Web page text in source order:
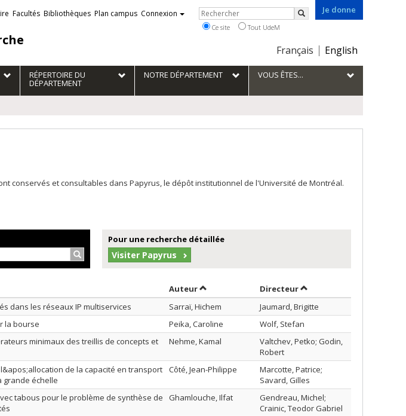
Je donne
Choix
la
langue
Français English
Facultés Bibliothèques Plan campus Connexion Rechercher
Rechercher
Ce site Tout UdeM
RÉPERTOIRE DU
DÉPARTEMENT
NOTRE DÉPARTEMENT VOUS ÊTES...
conservés et consultables dans Papyrus, le dépôt institutionnel de l'Université de Montréal.
Rechercher…
Pour une recherche détaillée
Visiter Papyrus
AuteurTrier par auteur en ordre décroissant
Directeurpar contributeur en
dans les réseaux IP multiservices Sarraï, Hichem
Jaumard, Brigitte
la bourse Peika, Caroline
Wolf, Stefan
minimaux des treillis de concepts et
Nehme, Kamal
Valtchev, Petko; Godin,
Robert
de la capacité en transport
grande échelle
Côté, Jean-Philippe
Marcotte, Patrice;
Savard, Gilles
tabous pour le problème de synthèse de
Ghamlouche, Ilfat
Gendreau, Michel;
Crainic, Teodor Gabriel